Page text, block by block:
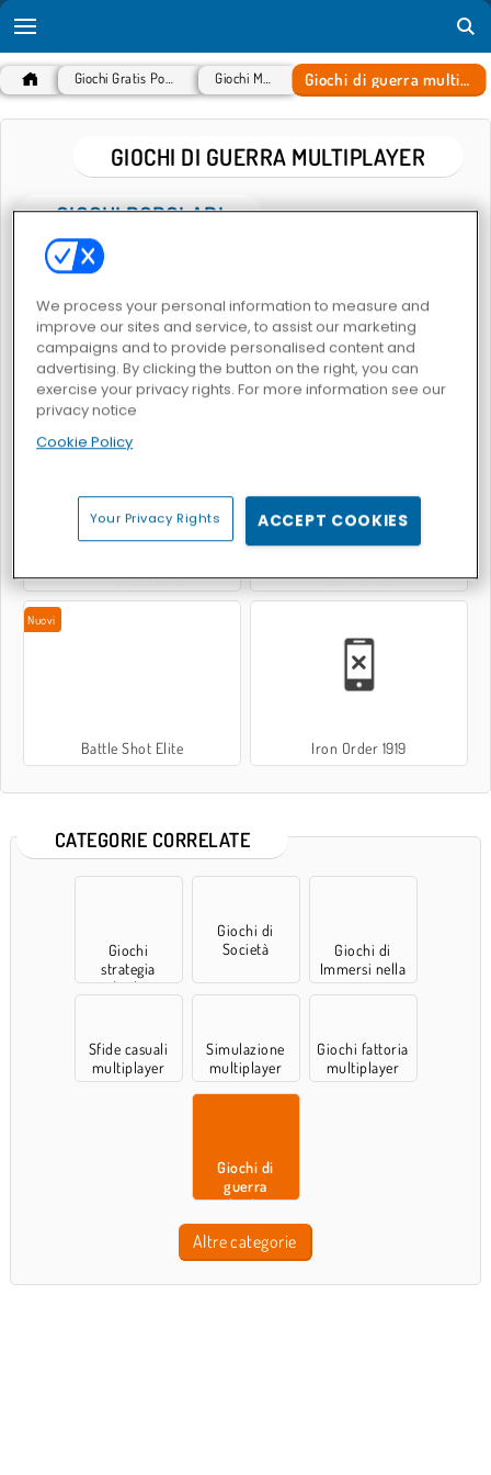
Giochi di guerra multiplayer
GIOCHI DI GUERRA MULTIPLAYER
GIOCHI POPOLARI
Call of War World of Tanks
ArmedForces.io War Nations
Nuovi
Battle Shot Elite Iron Order 1919
CATEGORIE CORRELATE
Giochi
strategia
multiplayer
Giochi di
Società
Giochi di
Immersi nella
natura
Sfide casuali
multiplayer
Simulazione
multiplayer
Giochi fattoria
multiplayer
Giochi di
guerra
multiplayer
Altre categorie
We process your personal information to measure and
improve our sites and service, to assist our marketing
campaigns and to provide personalised content and
advertising. By clicking the button on the right, you can
exercise your privacy rights. For more information see our
privacy notice
Cookie Policy
Your Privacy Rights ACCEPT COOKIES